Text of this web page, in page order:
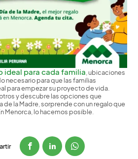
ideal para cada familia , ubicaciones
necesario para que las familias
para empezar su proyecto de vida.
y descubre las opciones que
de la Madre, sorprende con un regalo que
Menorca, lo hacemos posible.